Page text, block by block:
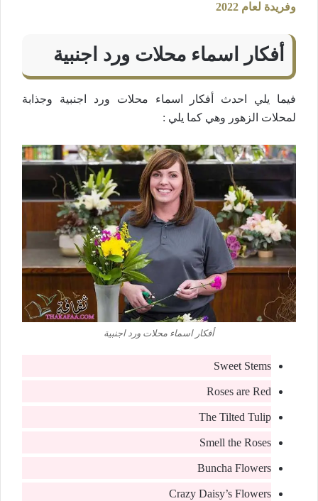
وفريدة لعام 2022
أفكار اسماء محلات ورد اجنبية
فيما يلي احدث أفكار اسماء محلات ورد اجنبية وجذابة
لمحلات الزهور وهي كما يلي :
أفكار اسماء محلات ورد اجنبية
Sweet Stems
Roses are Red
The Tilted Tulip
Smell the Roses
Buncha Flowers
Crazy Daisy’s Flowers